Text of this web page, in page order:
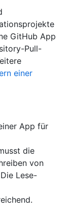
GitHub App
Pull-
einer
App für
die
von
Lese-